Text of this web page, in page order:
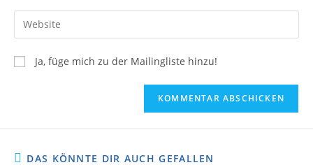
Ja, füge mich zu der Mailingliste hinzu!
DAS KÖNNTE DIR AUCH GEFALLEN